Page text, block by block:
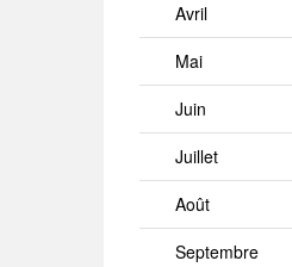
Avril
Mai
Juin
Juillet
Août
Septembre